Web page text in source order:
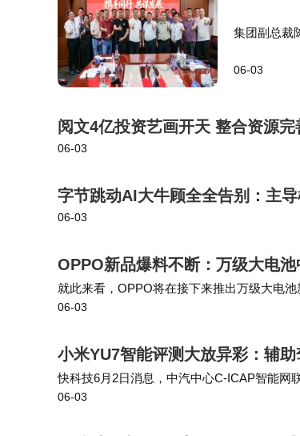
集团副总裁
与服务能力
06-03
阅文4亿投资艺画开天 整合资源
06-03
字节跳动AI大牛顾全全告别：主
06-03
OPPO新品爆料不断：万级大电
就此来看，OPPO将在接下来推出万级大电
已经出现了不少的相关消息。 其中没有提到
06-03
小米YU7智能评测大放异彩：辅
快科技6月2日消息，中汽中心C-ICAP智能网
座舱、隐私保护几个项目全部拿到顶尖评分
06-03